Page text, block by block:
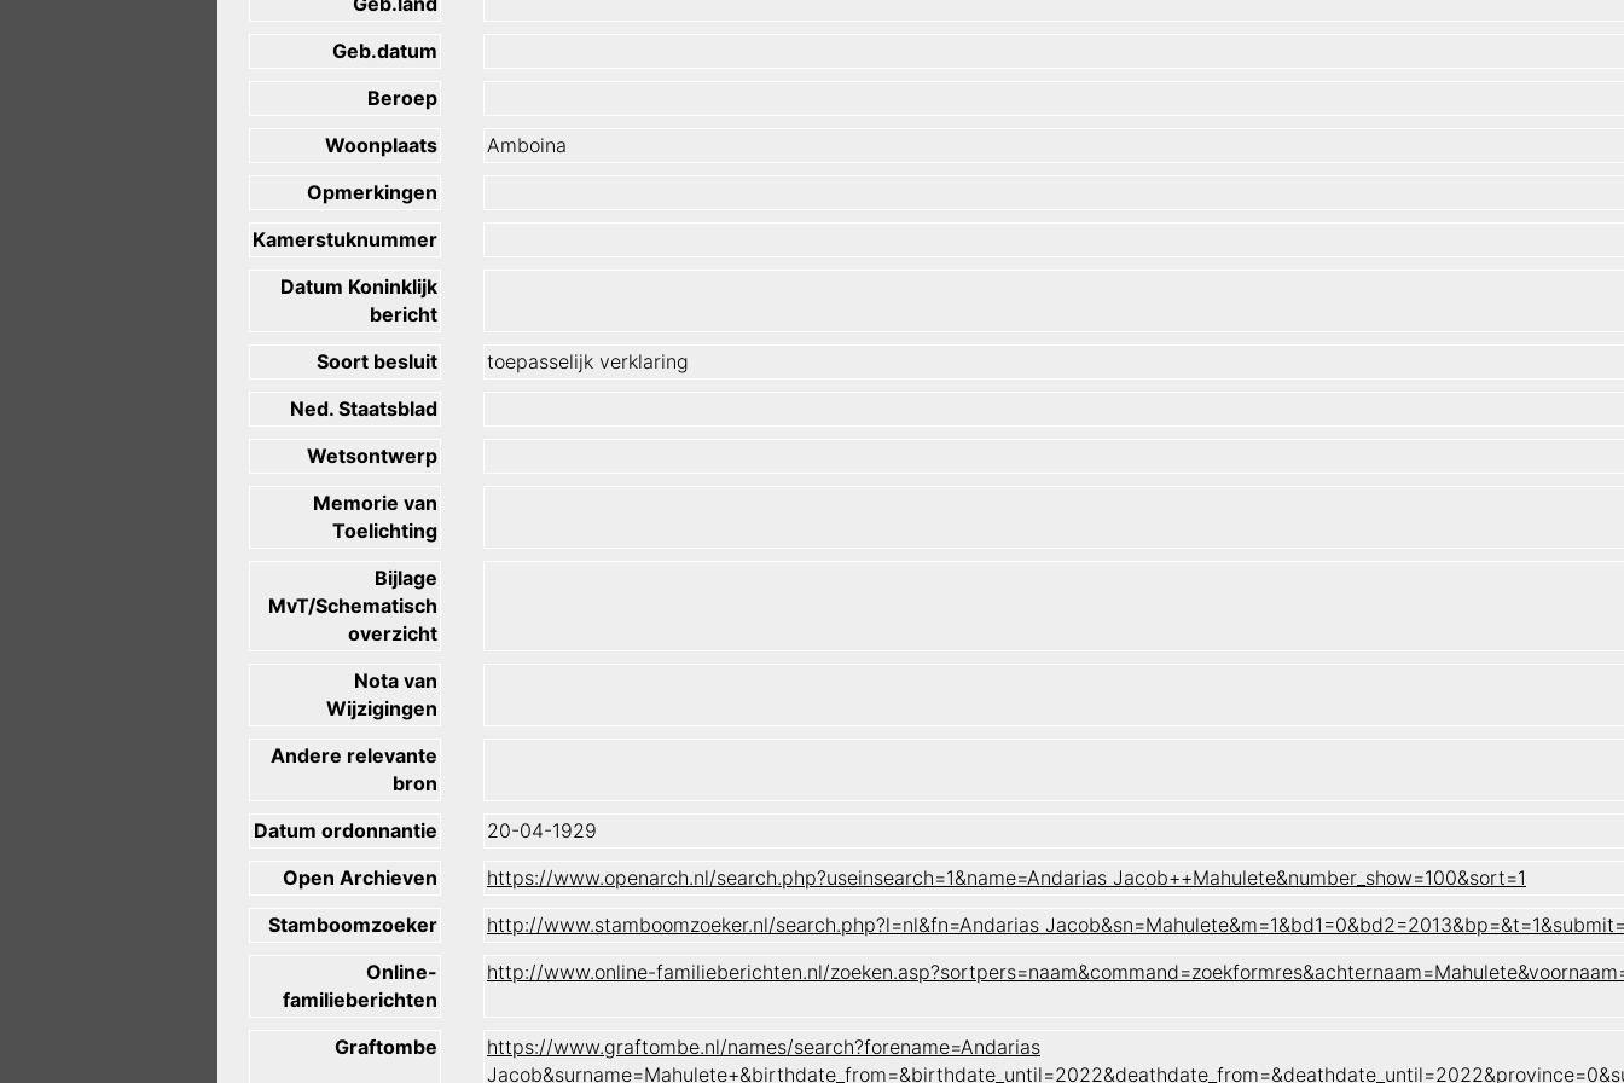
Geb.datum
Beroep
Woonplaats
Amboina
Opmerkingen
Kamerstuknummer
Datum Koninklijk
bericht
Soort besluit
toepasselijk verklaring
Ned. Staatsblad
Wetsontwerp
Memorie van
Toelichting
Bijlage
MvT/Schematisch
overzicht
Nota van
Wijzigingen
Andere relevante
bron
Datum ordonnantie
20-04-1929
Open Archieven
https://www.openarch.nl/search.php?useinsearch=1&name=Andarias Jacob++Mahulete&number_show=100&sort=1
Stamboomzoeker
http://www.stamboomzoeker.nl/search.php?l=nl&fn=Andarias
Online-
familieberichten
http://www.online-familieberichten.nl/
Graftombe
https://www.graftombe.nl/names/search?forename=Andarias